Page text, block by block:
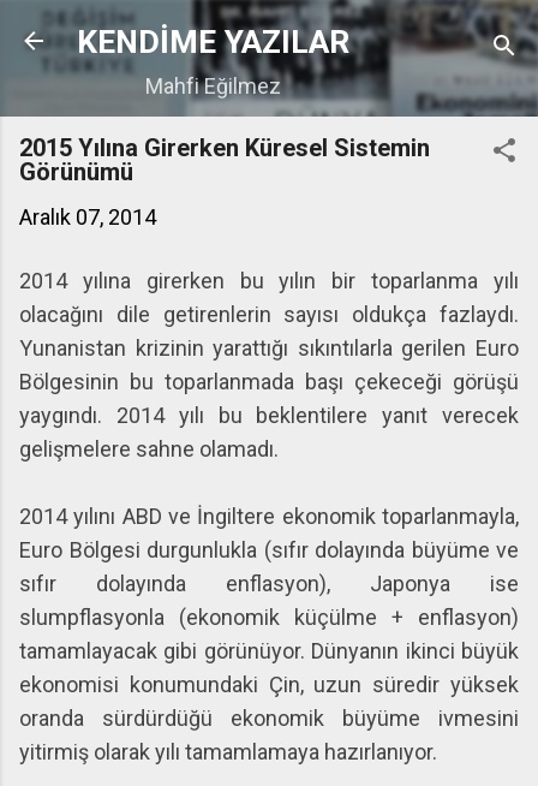
Ana içeriğe atla
KENDİME YAZILAR
Mahfi Eğilmez
2015 Yılına Girerken Küresel Sistemin
Görünümü
Aralık 07, 2014
2014 yılına girerken bu yılın bir toparlanma yılı
olacağını dile getirenlerin sayısı oldukça fazlaydı.
Yunanistan krizinin yarattığı sıkıntılarla gerilen Euro
Bölgesinin bu toparlanmada başı çekeceği görüşü
yaygındı. 2014 yılı bu beklentilere yanıt verecek
gelişmelere sahne olamadı.
2014 yılını ABD ve İngiltere ekonomik toparlanmayla,
Euro Bölgesi durgunlukla (sıfır dolayında büyüme ve
sıfır dolayında enflasyon), Japonya ise
slumpflasyonla (ekonomik küçülme + enflasyon)
tamamlayacak gibi görünüyor. Dünyanın ikinci büyük
ekonomisi konumundaki Çin, uzun süredir yüksek
oranda sürdürdüğü ekonomik büyüme ivmesini
yitirmiş olarak yılı tamamlamaya hazırlanıyor.